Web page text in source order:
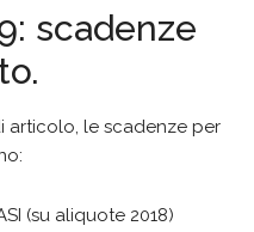
scadenze
articolo, le scadenze per
(su aliquote 2018)